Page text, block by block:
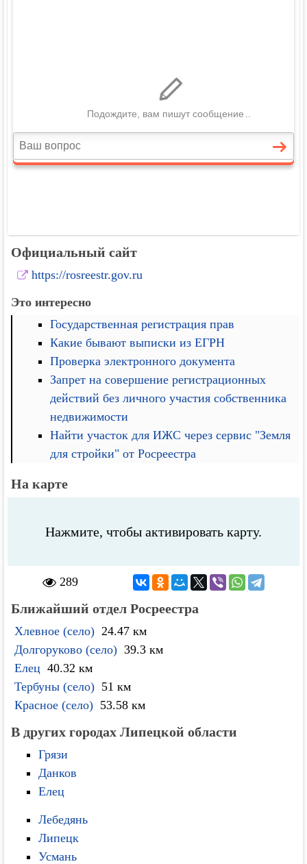
Официальный сайт
https://rosreestr.gov.ru
Это интересно
Государственная регистрация прав
Какие бывают выписки из ЕГРН
Проверка электронного документа
Запрет на совершение регистрационных
действий без личного участия собственника
недвижимости
Найти участок для ИЖС через сервис "Земля
для стройки" от Росреестра
На карте
Нажмите, чтобы активировать карту.
289
Ближайший отдел Росреестра
Хлевное (село) 24.47 км
Долгоруково (село) 39.3 км
Елец 40.32 км
Тербуны (село) 51 км
Красное (село) 53.58 км
В других городах Липецкой области
Грязи
Данков
Елец
Лебедянь
Липецк
Усмань